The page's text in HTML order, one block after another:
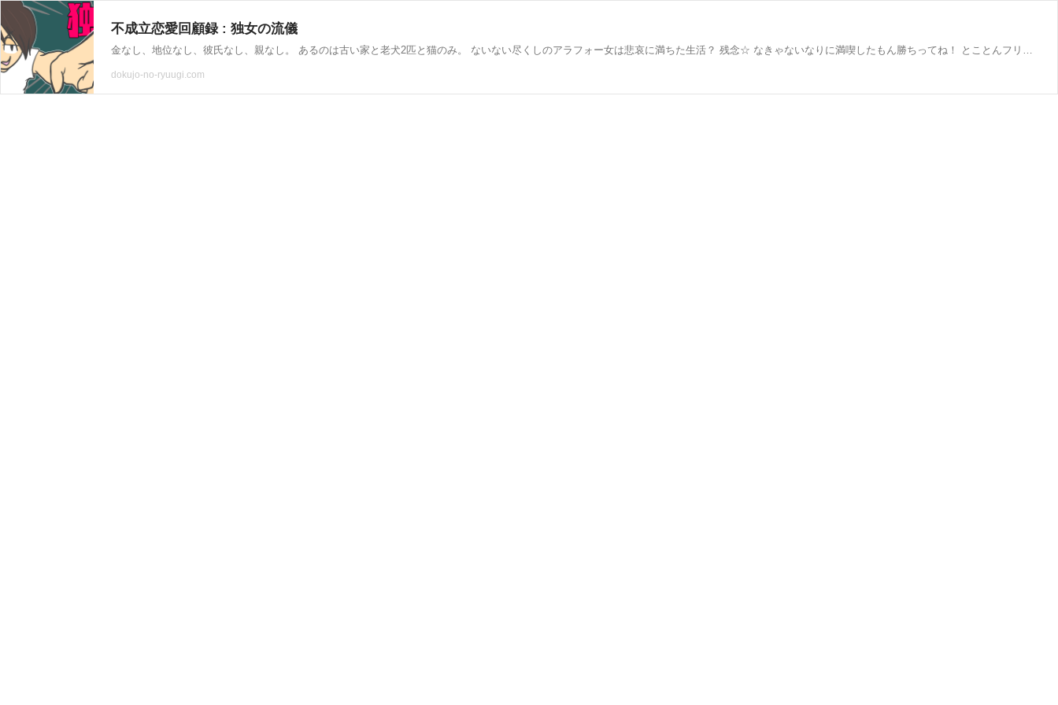
不成立恋愛回顧録 : 独女の流儀
金なし、地位なし、彼氏なし、親なし。 あるのは古い家と老犬2匹と猫のみ。 ないない尽くしのアラフォー女は悲哀に満ちた生活？ 残念☆ なきゃないなりに満喫したもん勝ちってね！ とことんフリーダムな独女の生き様を生存確認の意味も兼ねて適度に残す。 そんな絵日記ブログです。
dokujo-no-ryuugi.com